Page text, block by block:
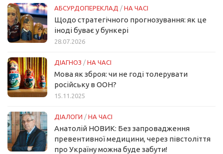
АБСУРДОПЕРЕКЛАД / НА ЧАСІ
Щодо стратегічного прогнозування: як це
іноді буває у бункері
28.07.2026
ДІАГНОЗ / НА ЧАСІ
Мова як зброя: чи не годі толерувати
російську в ООН?
15.11.2025
ДІАЛОГИ / НА ЧАСІ
Анатолій НОВИК: Без запровадження
превентивної медицини, через півстоліття
про Україну можна буде забути!